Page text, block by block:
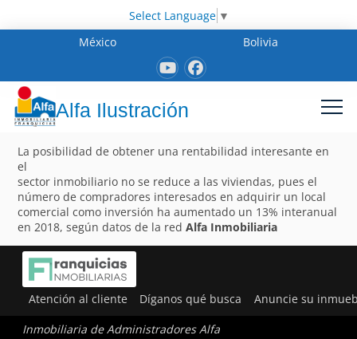
Select Language ▼
México
Bolivia
Alfa Ilustración
La posibilidad de obtener una rentabilidad interesante en
el
sector inmobiliario no se reduce a las viviendas, pues el
número de compradores interesados en adquirir un local
comercial como inversión ha aumentado un 13% interanual
en 2018, según datos de la redAlfa Inmobiliaria
Atención al cliente Díganos qué busca Anuncie su
Inmobiliaria de Administradores Alfa